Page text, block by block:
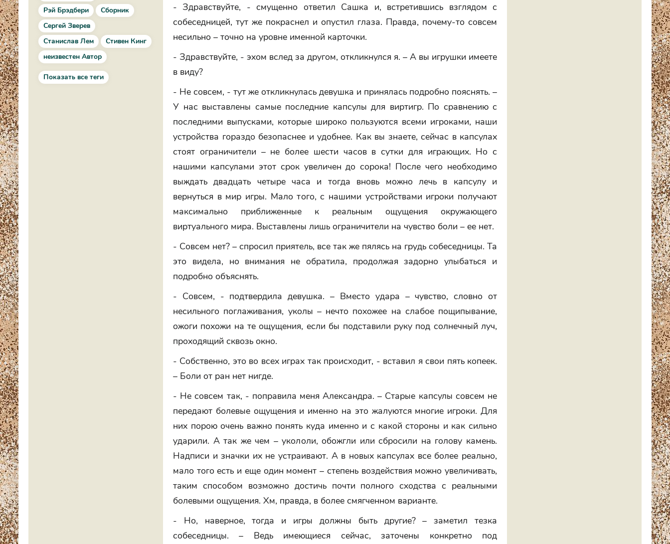
Рэй Брэдбери
Сборник
Сергей Зверев
Станислав Лем
Стивен Кинг
неизвестен Автор
Показать все теги
- Здравствуйте, - смущенно ответил Сашка и, встретившись взглядом с
собеседницей, тут же покраснел и опустил глаза. Правда, почему-то совсем
несильно – точно на уровне именной карточки.
- Здравствуйте, - эхом вслед за другом, откликнулся я. – А вы игрушки имеете
в виду?
- Не совсем, - тут же откликнулась девушка и принялась подробно пояснять. –
У нас выставлены самые последние капсулы для виртигр. По сравнению с
последними выпусками, которые широко пользуются всеми игроками, наши
устройства гораздо безопаснее и удобнее. Как вы знаете, сейчас в капсулах
стоят ограничители – не более шести часов в сутки для играющих. Но с
нашими капсулами этот срок увеличен до сорока! После чего необходимо
выждать двадцать четыре часа и тогда вновь можно лечь в капсулу и
вернуться в мир игры. Мало того, с нашими устройствами игроки получают
максимально приближенные к реальным ощущения окружающего
виртуального мира. Выставлены лишь ограничители на чувство боли – ее нет.
- Совсем нет? – спросил приятель, все так же пялясь на грудь собеседницы. Та
это видела, но внимания не обратила, продолжая задорно улыбаться и
подробно объяснять.
- Совсем, - подтвердила девушка. – Вместо удара – чувство, словно от
несильного поглаживания, уколы – нечто похожее на слабое пощипывание,
ожоги похожи на те ощущения, если бы подставили руку под солнечный луч,
проходящий сквозь окно.
- Собственно, это во всех играх так происходит, - вставил я свои пять копеек.
– Боли от ран нет нигде.
- Не совсем так, - поправила меня Александра. – Старые капсулы совсем не
передают болевые ощущения и именно на это жалуются многие игроки. Для
них порою очень важно понять куда именно и с какой стороны и как сильно
ударили. А так же чем – укололи, обожгли или сбросили на голову камень.
Надписи и значки их не устраивают. А в новых капсулах все более реально,
мало того есть и еще один момент – степень воздействия можно увеличивать,
таким способом возможно достичь почти полного сходства с реальными
болевыми ощущения. Хм, правда, в более смягченном варианте.
- Но, наверное, тогда и игры должны быть другие? – заметил тезка
собеседницы. – Ведь имеющиеся сейчас, заточены конкретно под